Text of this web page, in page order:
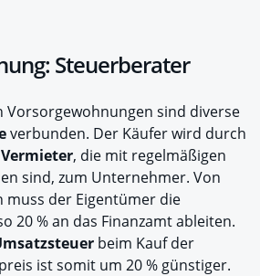
Steuerberater
Vorsorgewohnungen sind diverse
verbunden. Der Käufer wird durch
, die mit regelmäßigen
sind, zum Unternehmer. Von
muss der Eigentümer die
20 % an das Finanzamt ableiten.
beim Kauf der
ist somit um 20 % günstiger.